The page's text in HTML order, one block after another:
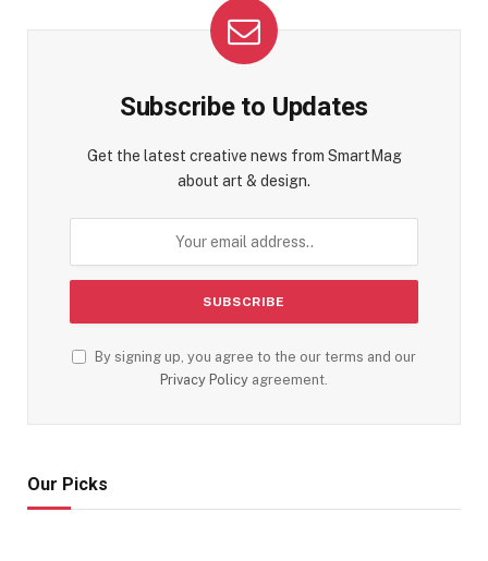
Subscribe to Updates
Get the latest creative news from SmartMag
about art & design.
By signing up, you agree to the our terms and our
Privacy Policy agreement.
Our Picks